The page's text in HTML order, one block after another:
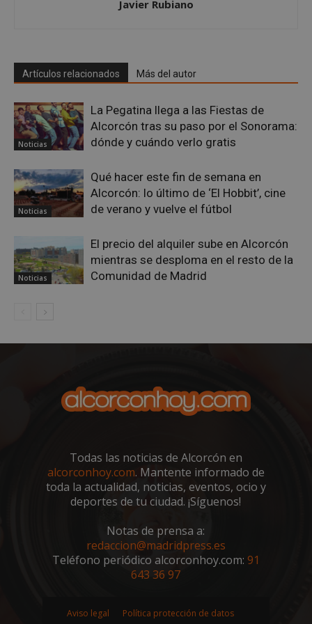
Javier Rubiano
Artículos relacionados Más del autor
Noticias
La Pegatina llega a las Fiestas de
Alcorcón tras su paso por el Sonorama:
dónde y cuándo verlo gratis
Noticias
Qué hacer este fin de semana en
Alcorcón: lo último de ‘El Hobbit’, cine
de verano y vuelve el fútbol
Noticias
El precio del alquiler sube en Alcorcón
mientras se desploma en el resto de la
Comunidad de Madrid
Todas las noticias de Alcorcón en
alcorconhoy.com. Mantente informado de
toda la actualidad, noticias, eventos, ocio y
deportes de tu ciudad. ¡Síguenos!
Notas de prensa a:
redaccion@madridpress.es
Teléfono periódico alcorconhoy.com: 91
643 36 97
Aviso legal
Política protección de datos
AWSALBCORS
Amazon.com
VISITOR_PRIVACY_METADATA
YouTube
Privacy Policy